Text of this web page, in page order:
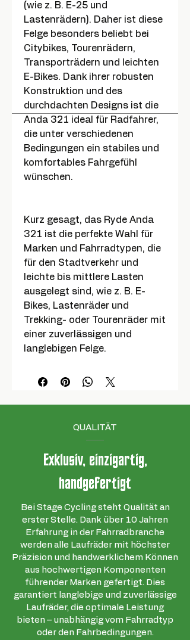
(wie z. B. E-25 und
Lastenrädern). Daher ist diese
Felge besonders beliebt bei
Citybikes, Tourenrädern,
Transporträdern und leichten
E-Bikes. Dank ihrer robusten
Konstruktion und des
durchdachten Designs ist die
Anda 321 ideal für Radfahrer,
die unter verschiedenen
Bedingungen ein stabiles und
komfortables Fahrgefühl
wünschen.
Kurz gesagt, das Ryde Anda
321 ist die perfekte Wahl für
Marken und Fahrradtypen, die
für den Stadtverkehr und
leichte bis mittlere Lasten
ausgelegt sind, wie z. B. E-
Bikes, Lastenräder und
Trekking- oder Tourenräder mit
einer zuverlässigen und
langlebigen Felge.
QUALITÄT
Exklusiv, einzigartig,
handgefertigt
Bei Stage Cycling steht Qualität an
erster Stelle. Dank über 10 Jahren
Erfahrung in der Fahrradbranche
werden alle Laufräder mit höchster
Präzision und handwerklichem Können
aus hochwertigen Komponenten
führender Marken gefertigt. Dies
garantiert langlebige und zuverlässige
Laufräder, die optimale Leistung
bieten – unabhängig vom Fahrradtyp
oder den Fahrbedingungen.